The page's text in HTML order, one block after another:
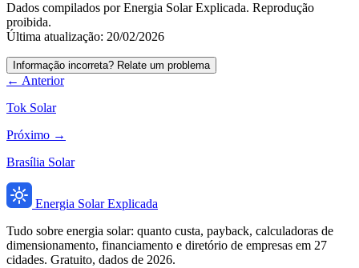
Dados compilados por Energia Solar Explicada. Reprodução
proibida.
Última atualização: 20/02/2026
Informação incorreta? Relate um problema
← Anterior
Tok Solar
Próximo →
Brasília Solar
Energia Solar Explicada
Tudo sobre energia solar: quanto custa, payback, calculadoras de
dimensionamento, financiamento e diretório de empresas em 27
cidades. Gratuito, dados de 2026.